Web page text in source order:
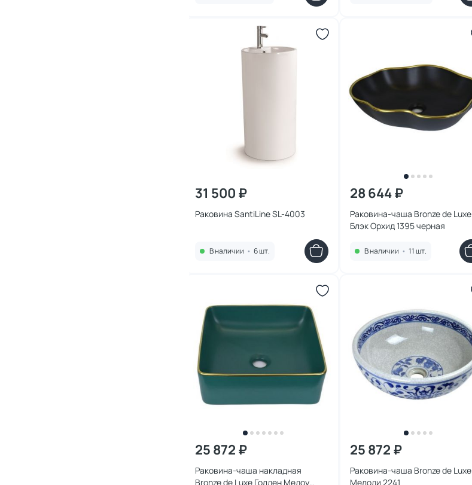
31 500 ₽
Раковина SantiLine SL-4003
В наличии • 6 шт.
28 644 ₽
Раковина-чаша Bronze de Luxe
Блэк Орхид 1395 черная
В наличии • 11 шт.
25 872 ₽
Раковина-чаша накладная
Bronze de Luxe Голден Медоу
25 872 ₽
Раковина-чаша Bronze de Luxe
Мелоди 2241